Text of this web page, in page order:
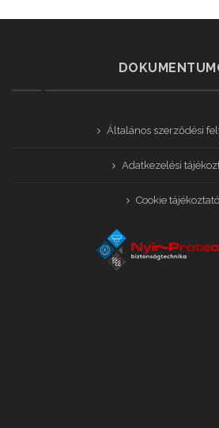
Általános szerződési
Adatkezelési
Cookie tájékoztató